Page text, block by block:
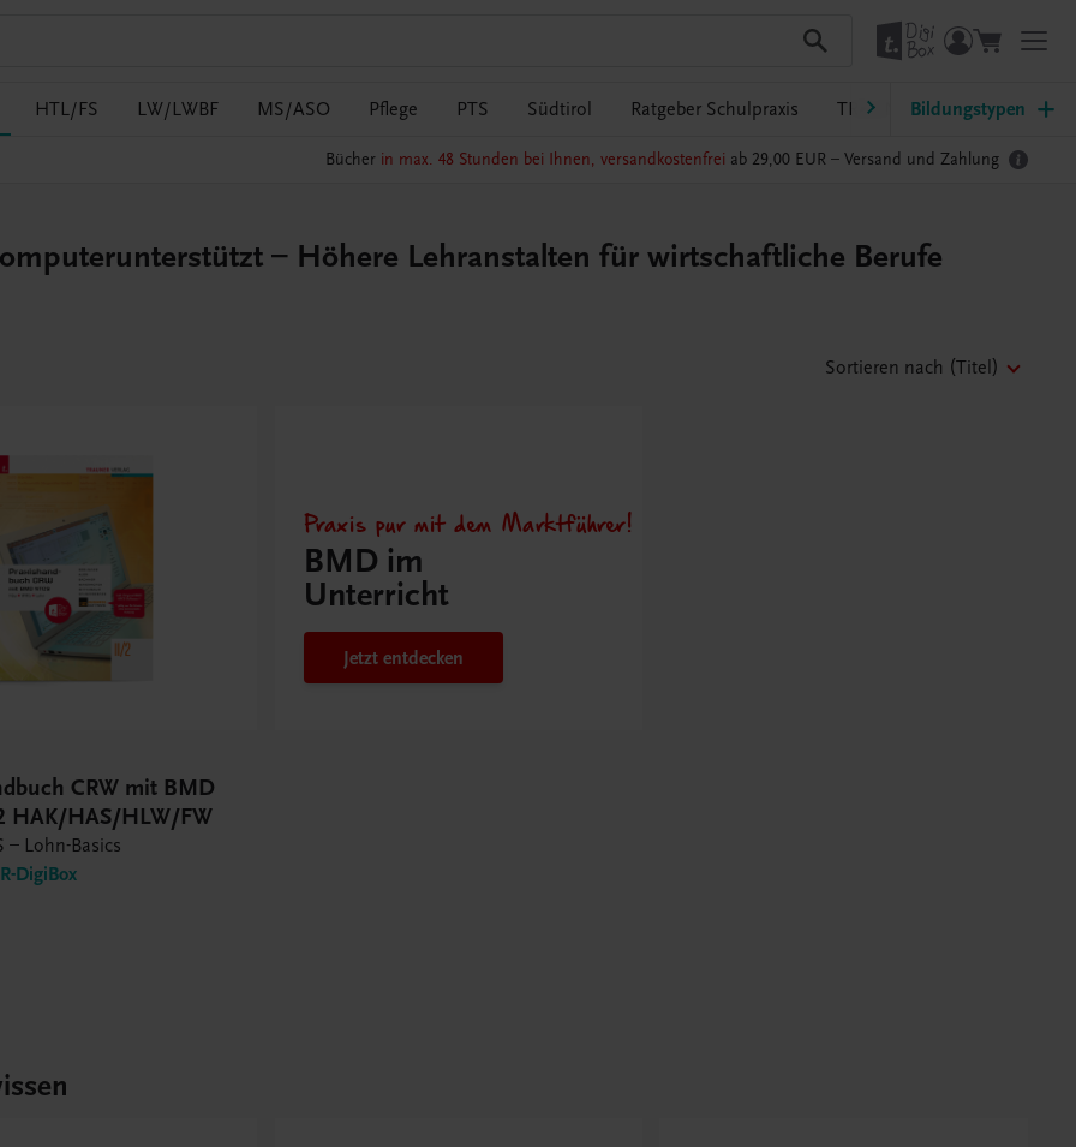
HTL/FS LW/LWBF MS/ASO Pflege PTS Südtirol Ratgeber Schulpraxis TRAUNER-DigiBox
Bildungstypen
Bücher in max. 48 Stunden bei Ihnen, versandkostenfrei ab 29,00 EUR – Versand und Zahlung
– Höhere Lehranstalten für wirtschaftliche Berufe
Sortieren nach (Titel)
CRW mit BMD
HAK/HAS/HLW/FW
– Lohn-Basics
DigiBox
Praxis pur mit dem Marktführer!
BMD im
Unterricht
Jetzt entdecken